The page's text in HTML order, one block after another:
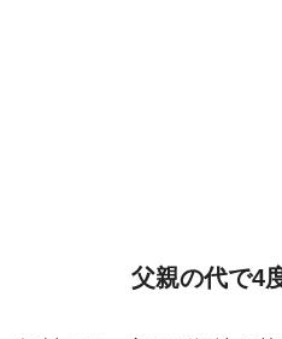
父親の代で4